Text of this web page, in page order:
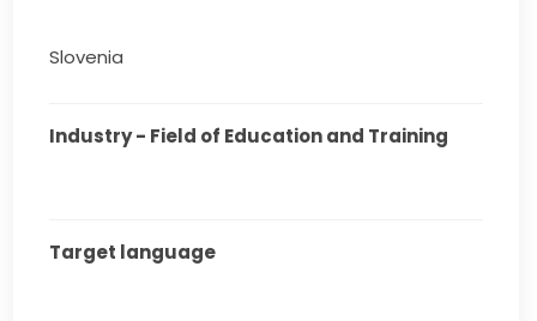
Slovenia
Industry - Field of Education and Training
Target language